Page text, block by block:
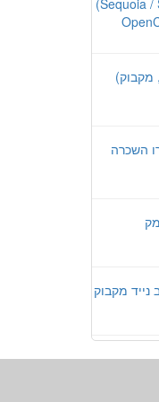
מתקדמת (Sequoia / Sonoma)
מקבוק)
השכרה
מקבוק